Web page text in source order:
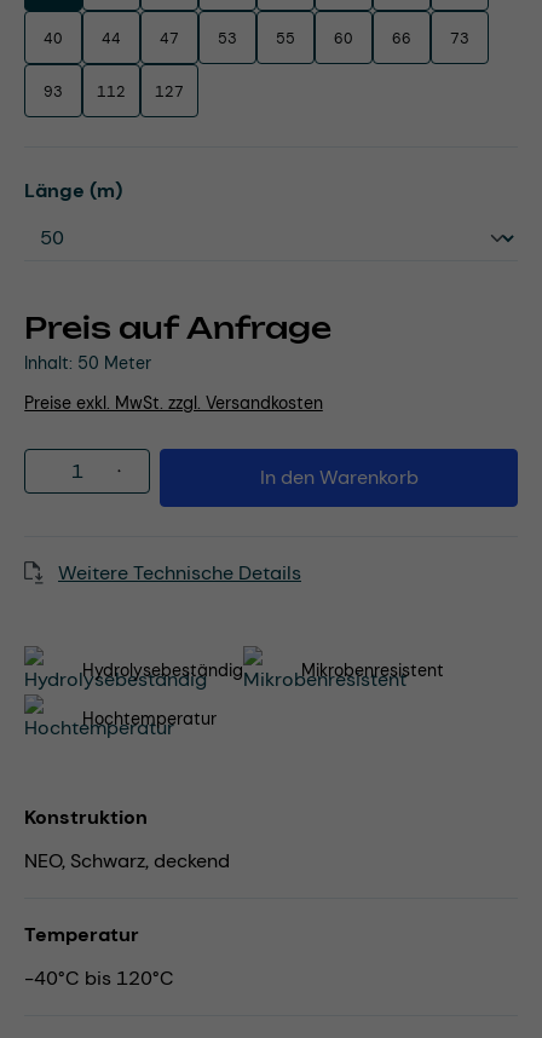
Preis auf Anfrage
Inhalt: 50 Meter
Preise exkl. MwSt. zzgl. Versandkosten
40 44 47 53 55 60 66 73
93 112 127
Länge (m)auswählen
Produkt Anzahl: Gib den gewünschten
In den Warenkorb
Weitere Technische Details
Hydrolysebeständig Mikrobenresistent
Hochtemperatur
Konstruktion
NEO, Schwarz, deckend
Temperatur
-40°C bis 120°C